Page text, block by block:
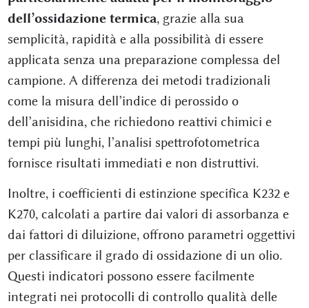
dell’ossidazione termica, grazie alla sua
semplicità, rapidità e alla possibilità di essere
applicata senza una preparazione complessa del
campione. A differenza dei metodi tradizionali
come la misura dell’indice di perossido o
dell’anisidina, che richiedono reattivi chimici e
tempi più lunghi, l’analisi spettrofotometrica
fornisce risultati immediati e non distruttivi.
Inoltre, i coefficienti di estinzione specifica K232 e
K270, calcolati a partire dai valori di assorbanza e
dai fattori di diluizione, offrono parametri oggettivi
per classificare il grado di ossidazione di un olio.
Questi indicatori possono essere facilmente
integrati nei protocolli di controllo qualità delle